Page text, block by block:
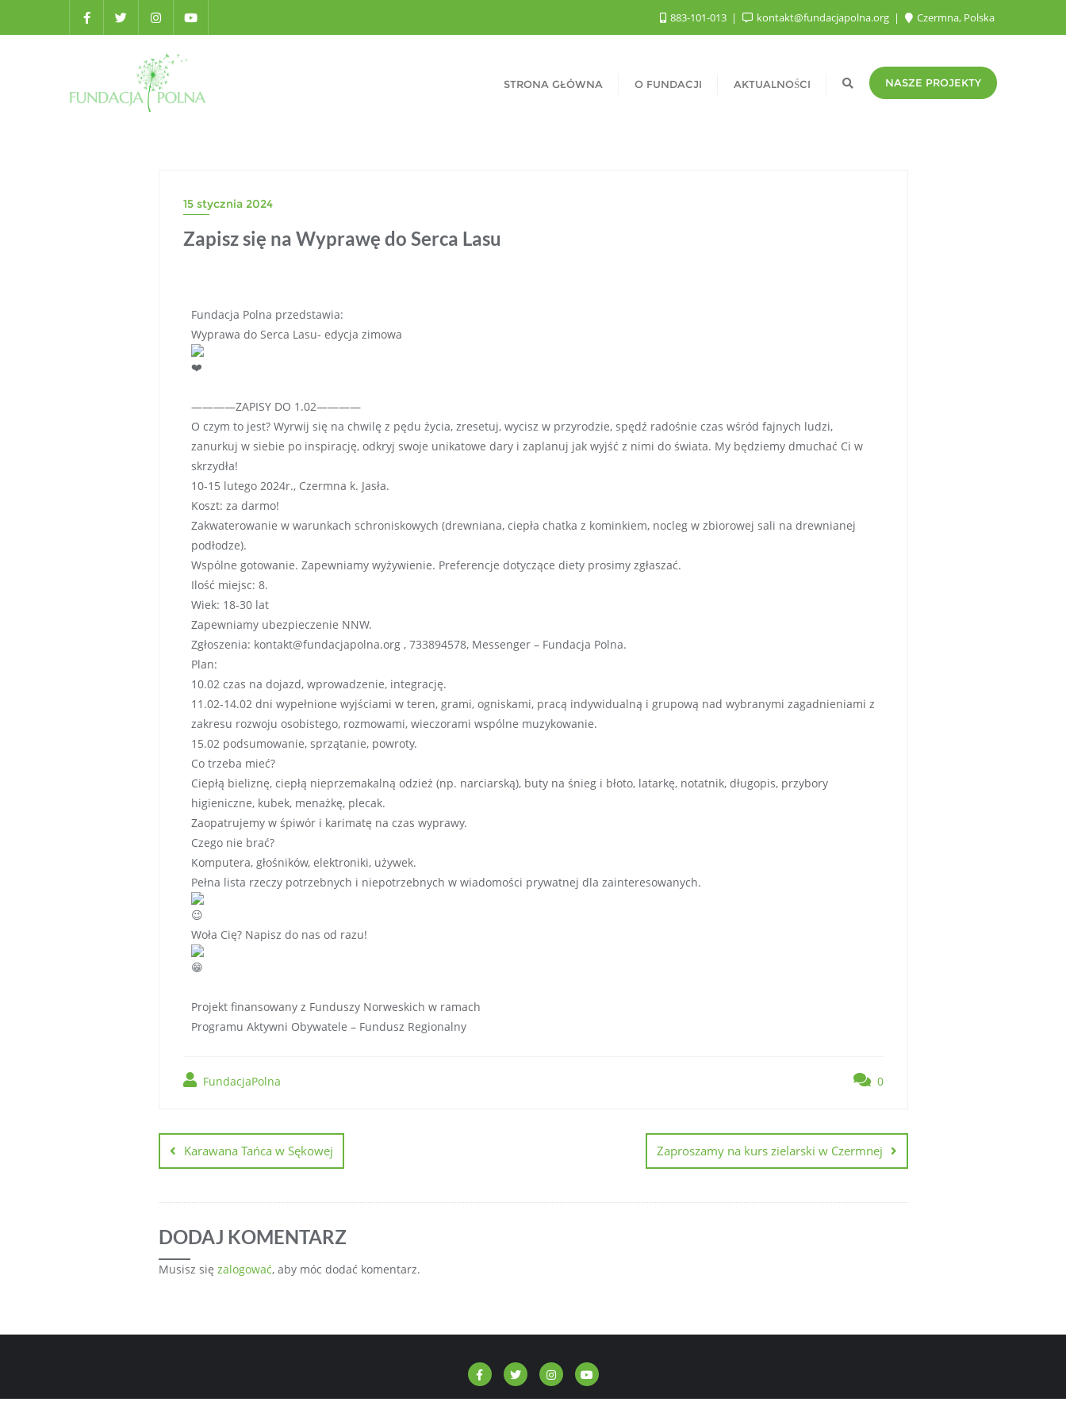
883-101-013 kontakt@fundacjapolna.org Czermna, Polska
STRONA GŁÓWNA O FUNDACJI AKTUALNOŚCI NASZE PROJEKTY
15 stycznia 2024
Zapisz się na Wyprawę do Serca Lasu
Fundacja Polna przedstawia:
Wyprawa do Serca Lasu- edycja zimowa
————ZAPISY DO 1.02————
O czym to jest? Wyrwij się na chwilę z pędu życia, zresetuj, wycisz w przyrodzie, spędź radośnie czas wśród fajnych ludzi,
zanurkuj w siebie po inspirację, odkryj swoje unikatowe dary i zaplanuj jak wyjść z nimi do świata. My będziemy dmuchać Ci w
skrzydła!
10-15 lutego 2024r., Czermna k. Jasła.
Koszt: za darmo!
Zakwaterowanie w warunkach schroniskowych (drewniana, ciepła chatka z kominkiem, nocleg w zbiorowej sali na drewnianej
podłodze).
Wspólne gotowanie. Zapewniamy wyżywienie. Preferencje dotyczące diety prosimy zgłaszać.
Ilość miejsc: 8.
Wiek: 18-30 lat
Zapewniamy ubezpieczenie NNW.
Zgłoszenia: kontakt@fundacjapolna.org , 733894578, Messenger – Fundacja Polna.
Plan:
10.02 czas na dojazd, wprowadzenie, integrację.
11.02-14.02 dni wypełnione wyjściami w teren, grami, ogniskami, pracą indywidualną i grupową nad wybranymi zagadnieniami z
zakresu rozwoju osobistego, rozmowami, wieczorami wspólne muzykowanie.
15.02 podsumowanie, sprzątanie, powroty.
Co trzeba mieć?
Ciepłą bieliznę, ciepłą nieprzemakalną odzież (np. narciarską), buty na śnieg i błoto, latarkę, notatnik, długopis, przybory
higieniczne, kubek, menażkę, plecak.
Zaopatrujemy w śpiwór i karimatę na czas wyprawy.
Czego nie brać?
Komputera, głośników, elektroniki, używek.
Pełna lista rzeczy potrzebnych i niepotrzebnych w wiadomości prywatnej dla zainteresowanych.
Woła Cię? Napisz do nas od razu!
Projekt finansowany z Funduszy Norweskich w ramach
Programu Aktywni Obywatele – Fundusz Regionalny
FundacjaPolna 0
Karawana Tańca w Sękowej Zaproszamy na kurs zielarski w Czermnej
DODAJ KOMENTARZ
Musisz się zalogować, aby móc dodać komentarz.